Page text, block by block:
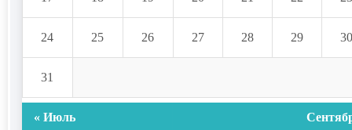
24 25 26 27 28 29 30
31
« Июль